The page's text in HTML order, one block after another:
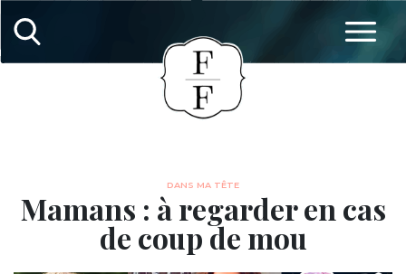
DANS MA TÊTE
Mamans : à regarder en cas
de coup de mou